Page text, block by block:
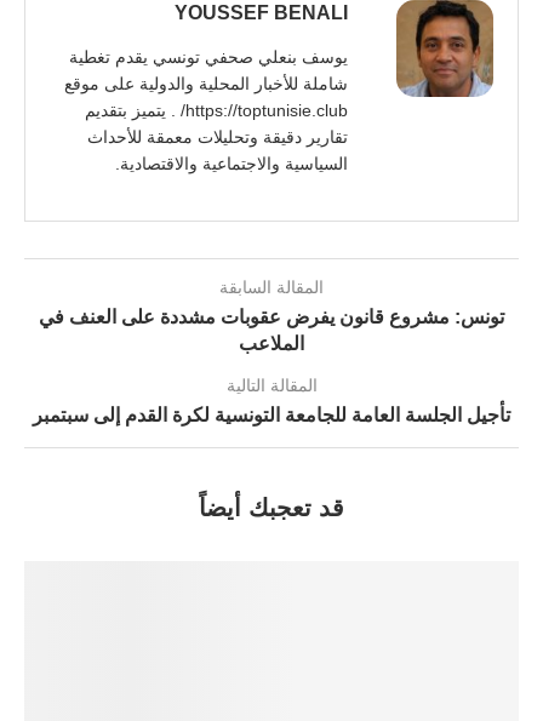
YOUSSEF BENALI
يوسف بنعلي صحفي تونسي يقدم تغطية
شاملة للأخبار المحلية والدولية على موقع
https://toptunisie.club/ . يتميز بتقديم
تقارير دقيقة وتحليلات معمقة للأحداث
السياسية والاجتماعية والاقتصادية.
المقالة السابقة
تونس: مشروع قانون يفرض عقوبات مشددة على العنف في
الملاعب
المقالة التالية
تأجيل الجلسة العامة للجامعة التونسية لكرة القدم إلى سبتمبر
قد تعجبك أيضاً